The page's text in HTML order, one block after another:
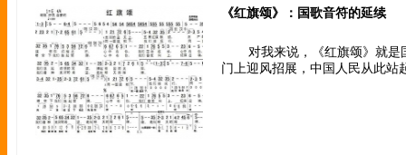
《红旗颂》：国歌音符的延续
对我来说，《红旗颂》就
门上迎风招展，中国人民从此